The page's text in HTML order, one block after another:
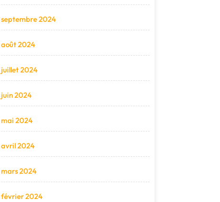
septembre 2024
août 2024
juillet 2024
juin 2024
mai 2024
avril 2024
mars 2024
février 2024